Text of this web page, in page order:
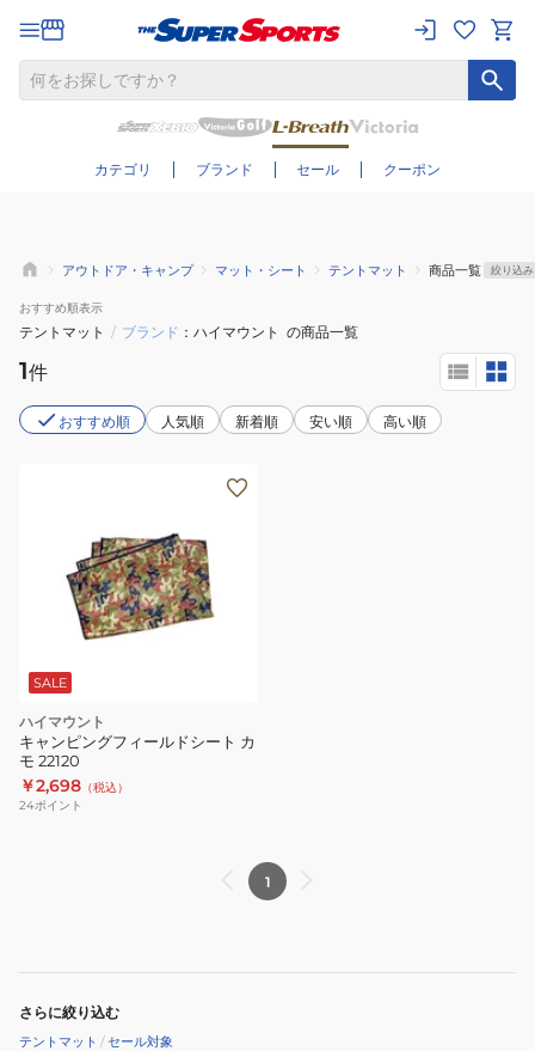
カテゴリ ブランド セール クーポン
さらに絞り込む
アウトドア・キャンプ マット・シート テントマット 商品一覧 絞り込み
おすすめ順表示
テントマット / ブランド ハイマウント の商品一覧
1件
おすすめ順 人気順 新着順 安い順 高い順
SALE
ハイマウント
キャンピングフィールドシート カ
モ 22120
￥2,698 （税込）
24ポイント
1
さらに絞り込む
テントマット /セール対象